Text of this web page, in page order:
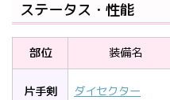
ステータス・性能
部位 装備名
片手剣 ダイセクター